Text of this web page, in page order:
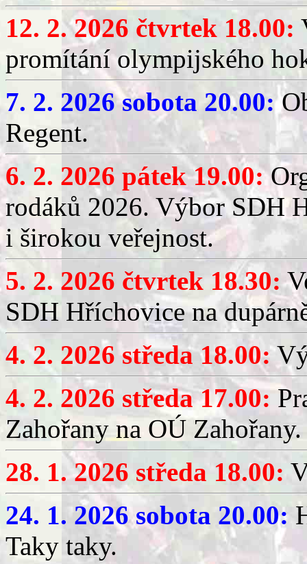
12. 2. 2026 čtvrtek 18.00:
promítání olympijského
7. 2. 2026 sobota 20.00:
Regent.
6. 2. 2026 pátek 19.00:
rodáků 2026. Výbor SDH
i širokou veřejnost.
5. 2. 2026 čtvrtek 18.30:
SDH Hříchovice na
4. 2. 2026 středa 18.00:
4. 2. 2026 středa 17.00:
Zahořany na OÚ Zahořany.
28. 1. 2026 středa 18.00:
24. 1. 2026 sobota 20.00:
Taky taky.